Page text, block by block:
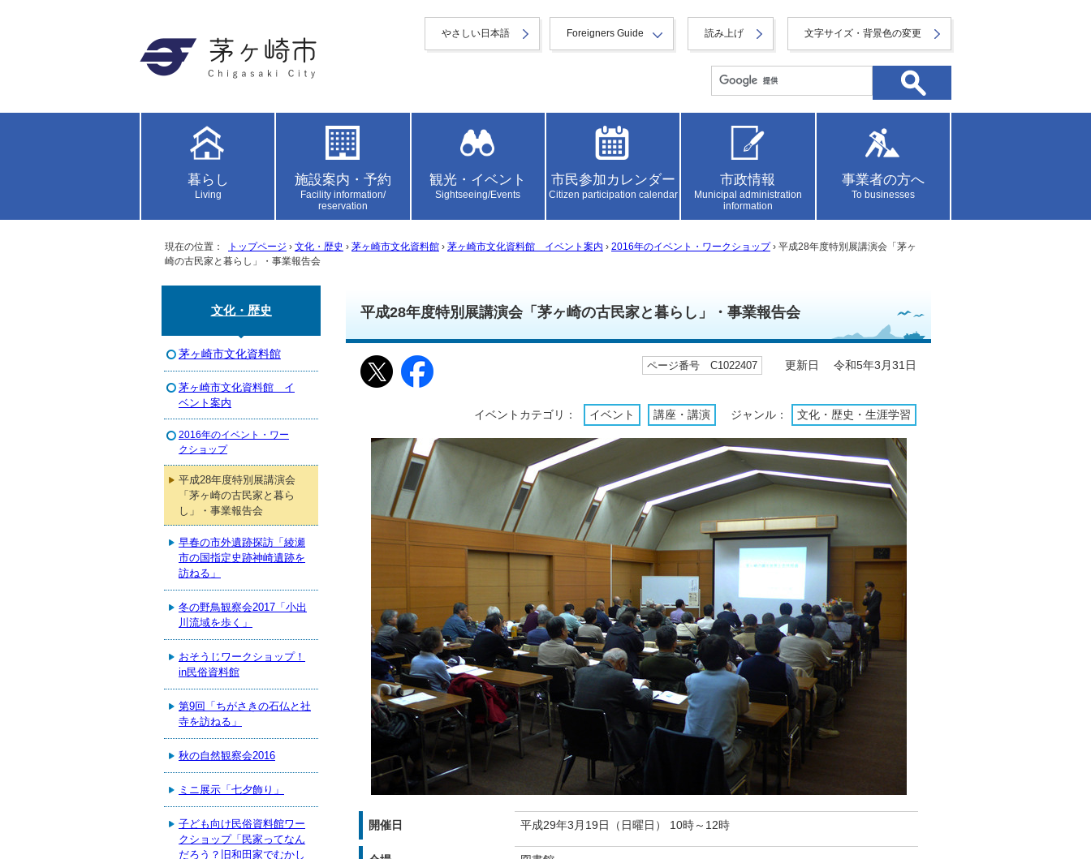
やさしい日本語 Foreigners Guide 読み上げ 文字サイズ・背景色の変更
暮らし
Living
施設案内・予約
Facility information/
reservation
観光・イベント
Sightseeing/Events
市民参加カレンダー
Citizen participation calendar
市政情報
Municipal administration
information
事業者の方へ
To businesses
現在の位置： トップページ › 文化・歴史 › 茅ヶ崎市文化資料館 › 茅ヶ崎市文化資料館 イベント案内 › 2016年のイベント・ワークショップ› 平成28年度特別展講演会「茅ヶ
崎の古民家と暮らし」・事業報告会
平成28年度特別展講演会「茅ヶ崎の古民家と暮らし」・事業報告会
ページ番号 C1022407 更新日 令和5年3月31日
イベントカテゴリ： イベント 講座・講演 ジャンル： 文化・歴史・生涯学習
開催日 平成29年3月19日（日曜日） 10時～12時
文化・歴史
茅ヶ崎市文化資料館
茅ヶ崎市文化資料館 イ
ベント案内
2016年のイベント・ワー
クショップ
平成28年度特別展講演会
「茅ヶ崎の古民家と暮ら
し」・事業報告会
早春の市外遺跡探訪「綾瀬
市の国指定史跡神崎遺跡を
訪ねる」
冬の野鳥観察会2017「小出
川流域を歩く」
おそうじワークショップ！
in民俗資料館
第9回「ちがさきの石仏と社
寺を訪ねる」
秋の自然観察会2016
ミニ展示「七夕飾り」
子ども向け民俗資料館ワー
クショップ「民家ってなん
だろう？旧和田家でむかし